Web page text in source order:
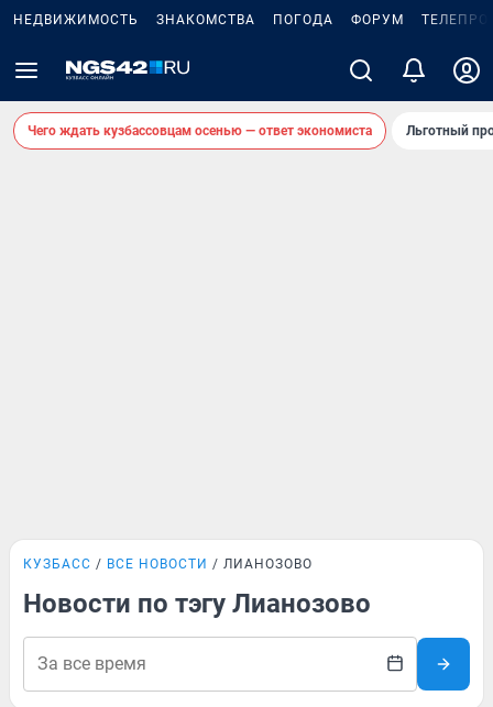
НЕДВИЖИМОСТЬ ЗНАКОМСТВА ПОГОДА ФОРУМ
Чего ждать кузбассовцам осенью — ответ экономиста Льготный
КУЗБАСС ВСЕ НОВОСТИ ЛИАНОЗОВО
Новости по тэгу Лианозово